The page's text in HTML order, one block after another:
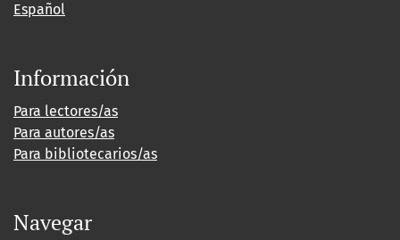
Español
Información
Para lectores/as
Para autores/as
Para bibliotecarios/as
Navegar